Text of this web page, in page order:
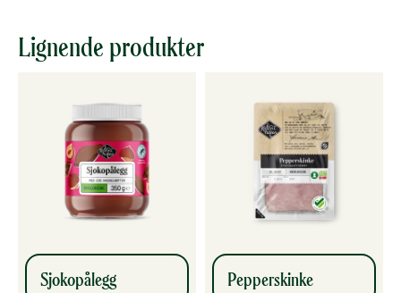
Lignende produkter
Sjokopålegg Pepperskinke